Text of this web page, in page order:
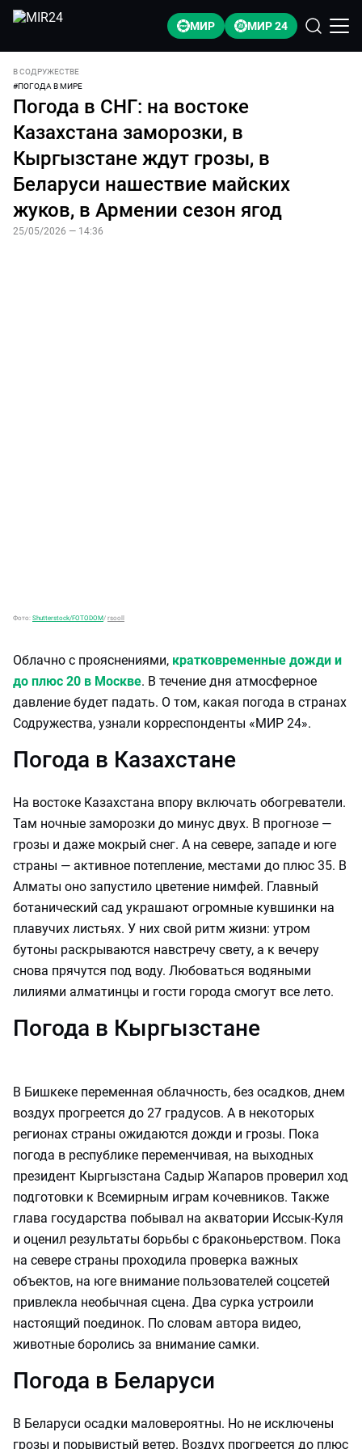
МИР МИР 24
В СОДРУЖЕСТВЕ
#ПОГОДА В МИРЕ
Погода в СНГ: на востоке
Казахстана заморозки, в
Кыргызстане ждут грозы, в
Беларуси нашествие майских
жуков, в Армении сезон ягод
25/05/2026 — 14:36
Фото: Shutterstock/FOTODOM/ rsooll
Облачно с прояснениями, кратковременные дожди и
до плюс 20 в Москве. В течение дня атмосферное
давление будет падать. О том, какая погода в странах
Содружества, узнали корреспонденты «МИР 24».
Погода в Казахстане
На востоке Казахстана впору включать обогреватели.
Там ночные заморозки до минус двух. В прогнозе —
грозы и даже мокрый снег. А на севере, западе и юге
страны — активное потепление, местами до плюс 35. В
Алматы оно запустило цветение нимфей. Главный
ботанический сад украшают огромные кувшинки на
плавучих листьях. У них свой ритм жизни: утром
бутоны раскрываются навстречу свету, а к вечеру
снова прячутся под воду. Любоваться водяными
лилиями алматинцы и гости города смогут все лето.
Погода в Кыргызстане
В Бишкеке переменная облачность, без осадков, днем
воздух прогреется до 27 градусов. А в некоторых
регионах страны ожидаются дожди и грозы. Пока
погода в республике переменчивая, на выходных
президент Кыргызстана Садыр Жапаров проверил ход
подготовки к Всемирным играм кочевников. Также
глава государства побывал на акватории Иссык-Куля
и оценил результаты борьбы с браконьерством. Пока
на севере страны проходила проверка важных
объектов, на юге внимание пользователей соцсетей
привлекла необычная сцена. Два сурка устроили
настоящий поединок. По словам автора видео,
животные боролись за внимание самки.
Погода в Беларуси
В Беларуси осадки маловероятны. Но не исключены
грозы и порывистый ветер. Воздух прогреется до плюс